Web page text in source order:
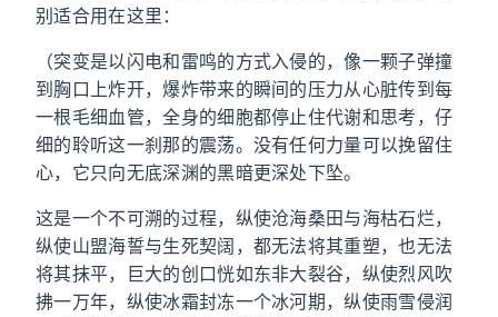
别适合用在这里：
（突变是以闪电和雷鸣的方式入侵的，像一颗子弹撞
到胸口上炸开，爆炸带来的瞬间的压力从心脏传到每
一根毛细血管，全身的细胞都停止住代谢和思考，仔
细的聆听这一刹那的震荡。没有任何力量可以挽留住
心，它只向无底深渊的黑暗更深处下坠。
这是一个不可溯的过程，纵使沧海桑田与海枯石烂，
纵使山盟海誓与生死契阔，都无法将其重塑，也无法
将其抹平，巨大的创口恍如东非大裂谷，纵使烈风吹
拂一万年，纵使冰霜封冻一个冰河期，纵使雨雪侵润